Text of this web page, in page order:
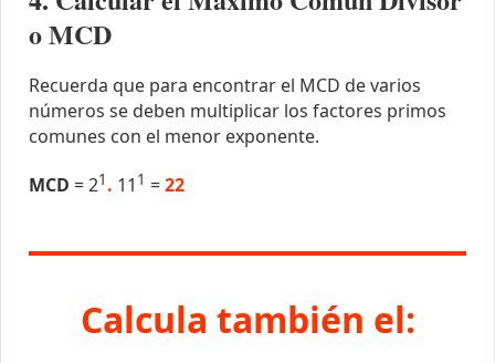
o MCD
Recuerda que para encontrar el MCD de varios
números se deben multiplicar los factores primos
comunes con el menor exponente.
MCD = 21 . 11 1 =22
Calcula también el: